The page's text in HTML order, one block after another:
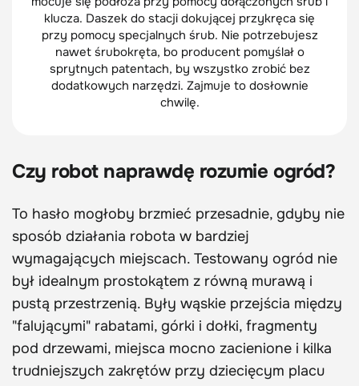
klucza. Daszek do stacji dokującej przykręca się
przy pomocy specjalnych śrub. Nie potrzebujesz
nawet śrubokręta, bo producent pomyślał o
sprytnych patentach, by wszystko zrobić bez
dodatkowych narzędzi. Zajmuje to dosłownie
chwilę.
Czy robot naprawdę rozumie ogród?
To hasło mogłoby brzmieć przesadnie, gdyby nie
sposób działania robota w bardziej
wymagających miejscach. Testowany ogród nie
był idealnym prostokątem z równą murawą i
pustą przestrzenią. Były wąskie przejścia między
"falującymi" rabatami, górki i dołki, fragmenty
pod drzewami, miejsca mocno zacienione i kilka
trudniejszych zakrętów przy dziecięcym placu